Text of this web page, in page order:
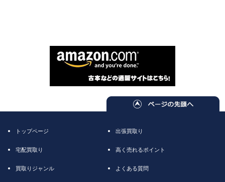
トップページ 出張買取り
宅配買取り 高く売れるポイント
買取りジャンル よくある質問